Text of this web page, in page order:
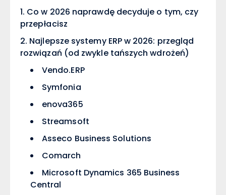
Co w 2026 naprawdę decyduje o tym, czy
przepłacisz
Najlepsze systemy ERP w 2026: przegląd
rozwiązań (od zwykle tańszych wdrożeń)
Vendo.ERP
Symfonia
enova365
Streamsoft
Asseco Business Solutions
Comarch
Microsoft Dynamics 365 Business
Central